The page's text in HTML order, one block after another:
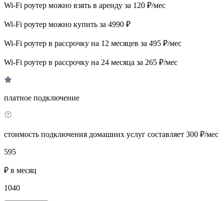
Wi-Fi роутер можно взять в аренду за 120 ₽/мес
Wi-Fi роутер можно купить за 4990 ₽
Wi-Fi роутер в рассрочку на 12 месяцев за 495 ₽/мес
Wi-Fi роутер в рассрочку на 24 месяца за 265 ₽/мес
платное подключение
стоимость подключения домашних услуг составляет 300 ₽/мес
595
₽ в месяц
1040